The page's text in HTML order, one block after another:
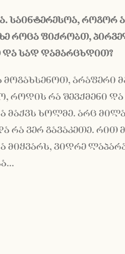
ა.საინტერესოა,როგორ
როცა ფიქრობთ,
დასად დამარცხდით?
მოგახსენოთ, არაფერი
როდის რა შევქმენი და
მაქვს ხოლმე. არც
რა ვერ გავაკეთე. რით
ვიდრე